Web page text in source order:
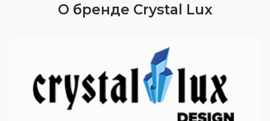
О бренде Crystal Lux